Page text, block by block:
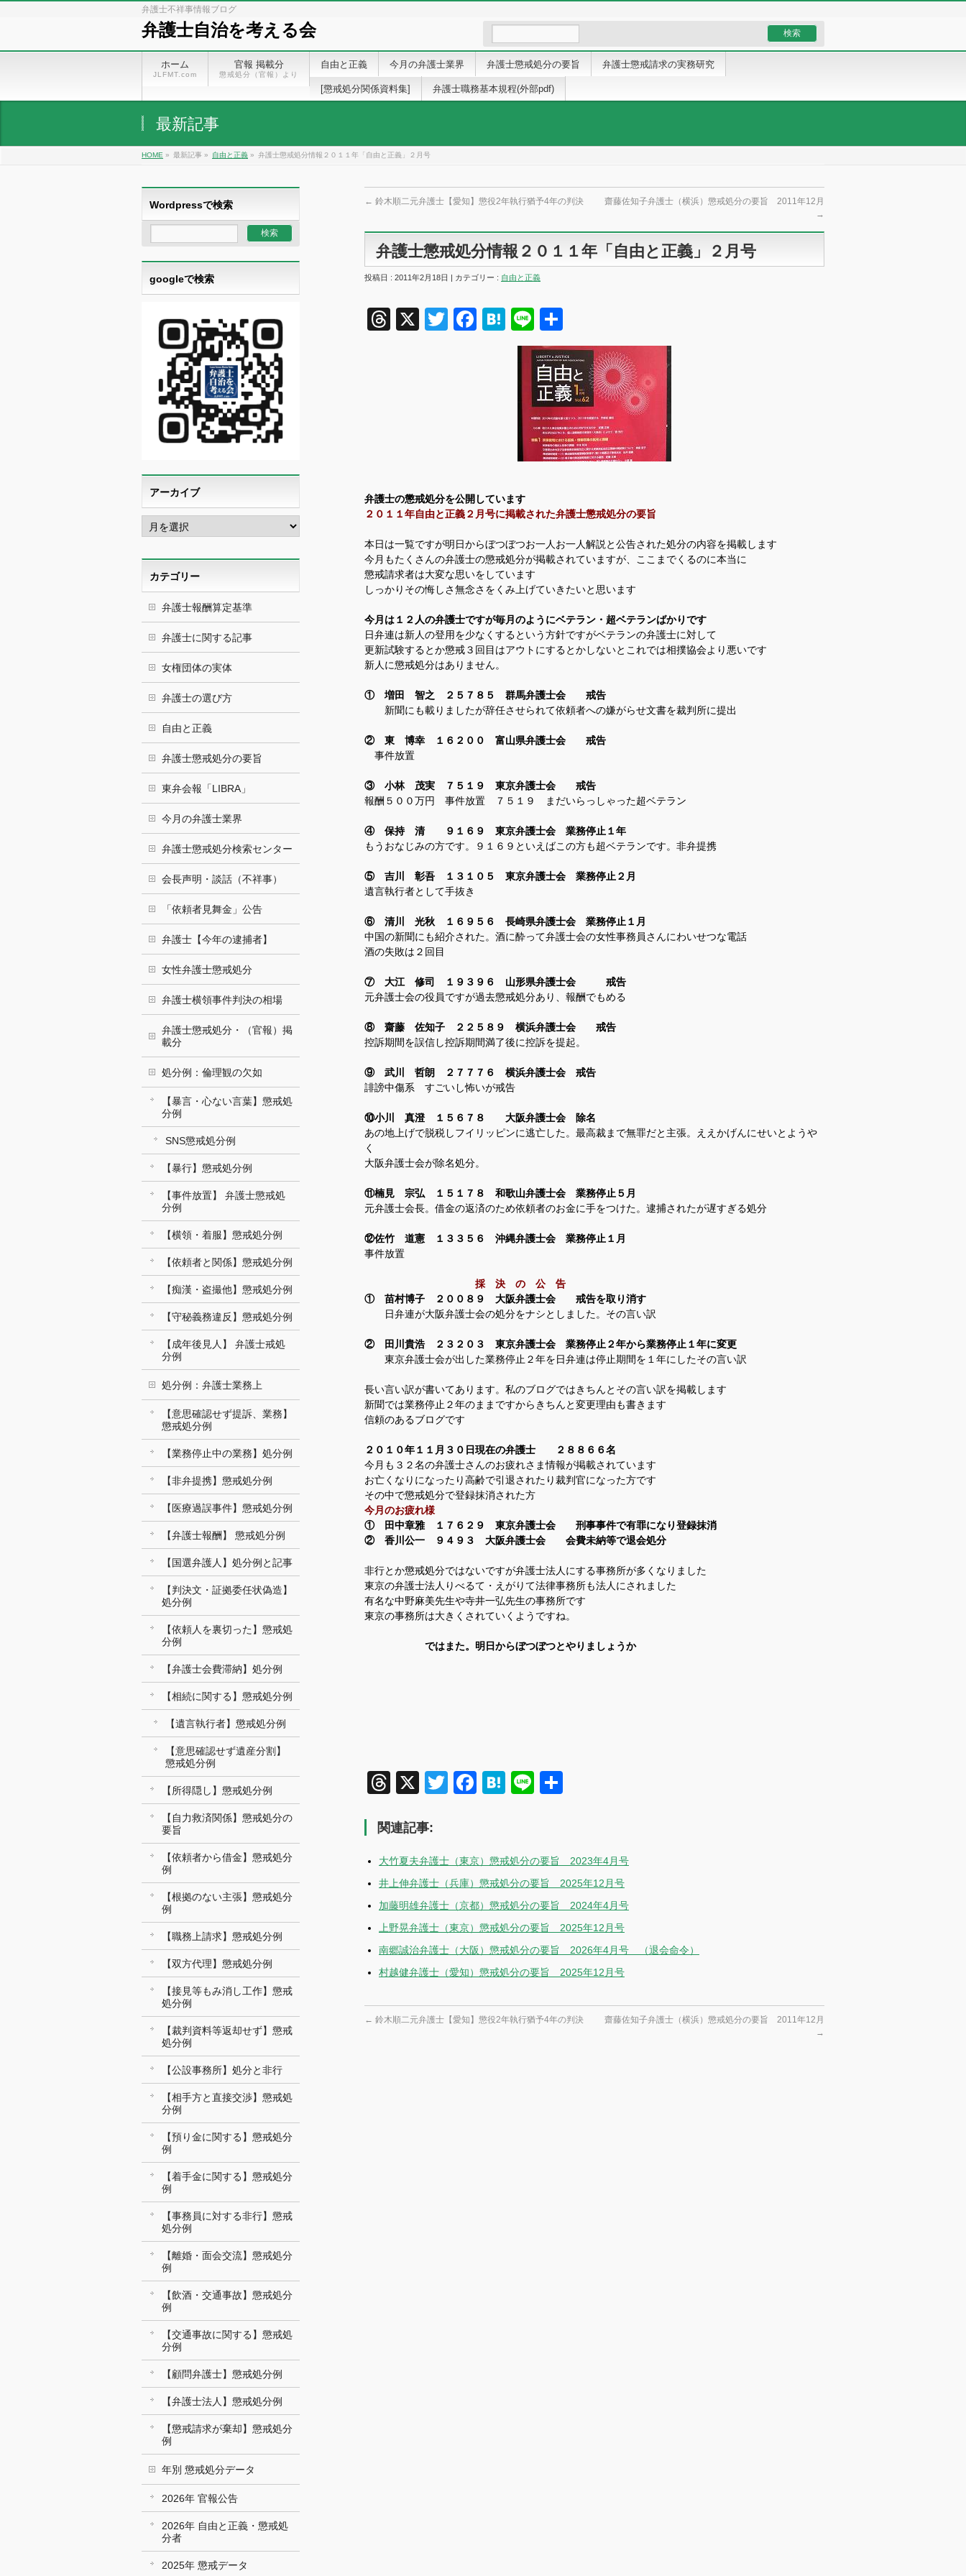
弁護士不祥事情報ブログ
弁護士自治を考える会
ホーム
JLFMT.com
官報 掲載分
懲戒処分（官報）より
自由と正義 今月の弁護士業界 弁護士懲戒処分の要旨 弁護士懲戒請求の実務研究
[懲戒処分関係資料集] 弁護士職務基本規程(外部pdf)
最新記事
HOME » 最新記事 » 自由と正義 » 弁護士懲戒処分情報２０１１年「自由と正義」２月号
← 鈴木順二元弁護士【愛知】懲役2年執行猶予4年の判決
齋藤佐知子弁護士（横浜）懲戒処分の要旨 2011年12月
→
弁護士懲戒処分情報２０１１年「自由と正義」２月号
投稿日 : 2011年2月18日 | カテゴリー : 自由と正義
Threads
X TwitterFacebook
Hatena
Line
有
弁護士の懲戒処分を公開しています
２０１１年自由と正義２月号に掲載された弁護士懲戒処分の要旨
本日は一覧ですが明日からぼつぼつお一人お一人解説と公告された処分の内容を掲載します
今月もたくさんの弁護士の懲戒処分が掲載されていますが、ここまでくるのに本当に
懲戒請求者は大変な思いをしています
しっかりその悔しさ無念さをくみ上げていきたいと思います
今月は１２人の弁護士ですが毎月のようにベテラン・超ベテランばかりです
日弁連は新人の登用を少なくするという方針ですがベテランの弁護士に対して
更新試験するとか懲戒３回目はアウトにするとかしないとこれでは相撲協会より悪いです
新人に懲戒処分はありません。
① 増田 智之 ２５７８５ 群馬弁護士会 戒告
新聞にも載りましたが辞任させられて依頼者への嫌がらせ文書を裁判所に提出
② 東 博幸 １６２００ 富山県弁護士会 戒告
事件放置
③ 小林 茂実 ７５１９ 東京弁護士会 戒告
報酬５００万円 事件放置 ７５１９ まだいらっしゃった超ベテラン
④ 保持 清 ９１６９ 東京弁護士会 業務停止１年
もうおなじみの方です。９１６９といえばこの方も超ベテランです。非弁提携
⑤ 吉川 彰吾 １３１０５ 東京弁護士会 業務停止２月
遺言執行者として手抜き
⑥ 清川 光秋 １６９５６ 長崎県弁護士会 業務停止１月
中国の新聞にも紹介された。酒に酔って弁護士会の女性事務員さんにわいせつな電話
酒の失敗は２回目
⑦ 大江 修司 １９３９６ 山形県弁護士会 戒告
元弁護士会の役員ですが過去懲戒処分あり、報酬でもめる
⑧ 齋藤 佐知子 ２２５８９ 横浜弁護士会 戒告
控訴期間を誤信し控訴期間満了後に控訴を提起。
⑨ 武川 哲朗 ２７７７６ 横浜弁護士会 戒告
誹謗中傷系 すごいし怖いが戒告
⑩小川 真澄 １５６７８ 大阪弁護士会 除名
あの地上げで脱税しフイリッピンに逃亡した。最高裁まで無罪だと主張。ええかげんにせいとようや
く
大阪弁護士会が除名処分。
⑪楠見 宗弘 １５１７８ 和歌山弁護士会 業務停止５月
元弁護士会長。借金の返済のため依頼者のお金に手をつけた。逮捕されたが遅すぎる処分
⑫佐竹 道憲 １３３５６ 沖縄弁護士会 業務停止１月
事件放置
採 決 の 公 告
① 苗村博子 ２００８９ 大阪弁護士会 戒告を取り消す
日弁連が大阪弁護士会の処分をナシとしました。その言い訳
② 田川貴浩 ２３２０３ 東京弁護士会 業務停止２年から業務停止１年に変更
東京弁護士会が出した業務停止２年を日弁連は停止期間を１年にしたその言い訳
長い言い訳が書いてあります。私のブログではきちんとその言い訳を掲載します
新聞では業務停止２年のままですからきちんと変更理由も書きます
信頼のあるブログです
２０１０年１１月３０日現在の弁護士 ２８８６６名
今月も３２名の弁護士さんのお疲れさま情報が掲載されています
お亡くなりになったり高齢で引退されたり裁判官になった方です
その中で懲戒処分で登録抹消された方
今月のお疲れ様
① 田中章雅 １７６２９ 東京弁護士会 刑事事件で有罪になり登録抹消
② 香川公一 ９４９３ 大阪弁護士会 会費未納等で退会処分
非行とか懲戒処分ではないですが弁護士法人にする事務所が多くなりました
東京の弁護士法人りべるて・えがりて法律事務所も法人にされました
有名な中野麻美先生や寺井一弘先生の事務所です
東京の事務所は大きくされていくようですね。
ではまた。明日からぼつぼつとやりましょうか
Threads
X TwitterFacebook
Hatena
Line
関連記事:
大竹夏夫弁護士（東京）懲戒処分の要旨 2023年4月号
井上伸弁護士（兵庫）懲戒処分の要旨 2025年12月号
加藤明雄弁護士（京都）懲戒処分の要旨 2024年4月号
上野晃弁護士（東京）懲戒処分の要旨 2025年12月号
南郷誠治弁護士（大阪）懲戒処分の要旨 2026年4月号 （退会命令）
村越健弁護士（愛知）懲戒処分の要旨 2025年12月号
← 鈴木順二元弁護士【愛知】懲役2年執行猶予4年の判決
齋藤佐知子弁護士（横浜）懲戒処分の要旨 2011年12月
→
Wordpressで検索
googleで検索
アーカイブ
ア
ー
イ
ブカテゴリー
弁護士報酬算定基準
弁護士に関する記事
女権団体の実体
弁護士の選び方
自由と正義
弁護士懲戒処分の要旨
東弁会報「LIBRA」
今月の弁護士業界
弁護士懲戒処分検索センター
会長声明・談話（不祥事）
「依頼者見舞金」公告
弁護士【今年の逮捕者】
女性弁護士懲戒処分
弁護士横領事件判決の相場
弁護士懲戒処分・（官報）掲
載分
処分例：倫理観の欠如
【暴言・心ない言葉】懲戒処
分例
SNS懲戒処分例
【暴行】懲戒処分例
【事件放置】 弁護士懲戒処
分例
【横領・着服】懲戒処分例
【依頼者と関係】懲戒処分例
【痴漢・盗撮他】懲戒処分例
【守秘義務違反】懲戒処分例
【成年後見人】 弁護士戒処
分例
処分例：弁護士業務上
【意思確認せず提訴、業務】
懲戒処分例
【業務停止中の業務】処分例
【非弁提携】懲戒処分例
【医療過誤事件】懲戒処分例
【弁護士報酬】 懲戒処分例
【国選弁護人】処分例と記事
【判決文・証拠委任状偽造】
処分例
【依頼人を裏切った】懲戒処
分例
【弁護士会費滞納】処分例
【相続に関する】懲戒処分例
【遺言執行者】懲戒処分例
【意思確認せず遺産分割】
懲戒処分例
【所得隠し】懲戒処分例
【自力救済関係】懲戒処分の
要旨
【依頼者から借金】懲戒処分
例
【根拠のない主張】懲戒処分
例
【職務上請求】懲戒処分例
【双方代理】懲戒処分例
【接見等もみ消し工作】懲戒
処分例
【裁判資料等返却せず】懲戒
処分例
【公設事務所】処分と非行
【相手方と直接交渉】懲戒処
分例
【預り金に関する】懲戒処分
例
【着手金に関する】懲戒処分
例
【事務員に対する非行】懲戒
処分例
【離婚・面会交流】懲戒処分
例
【飲酒・交通事故】懲戒処分
例
【交通事故に関する】懲戒処
分例
【顧問弁護士】懲戒処分例
【弁護士法人】懲戒処分例
【懲戒請求が棄却】懲戒処分
例
年別 懲戒処分データ
2026年 官報公告
2026年 自由と正義・懲戒処
分者
2025年 懲戒データ